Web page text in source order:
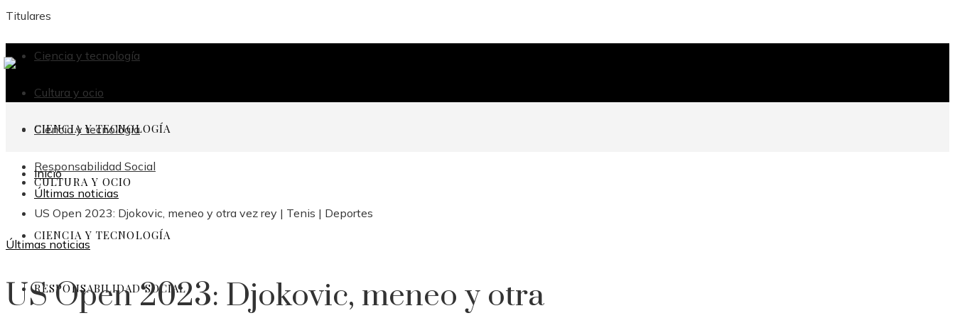
Titulares
Ciencia y tecnología
Cultura y ocio
Ciencia y tecnología
Responsabilidad Social
CIENCIA Y TECNOLOGÍA
CULTURA Y OCIO
CIENCIA Y TECNOLOGÍA
RESPONSABILIDAD SOCIAL
Inicio
Últimas noticias
US Open 2023: Djokovic, meneo y otra vez rey | Tenis | Deportes
Últimas noticias
US Open 2023: Djokovic, meneo y otra